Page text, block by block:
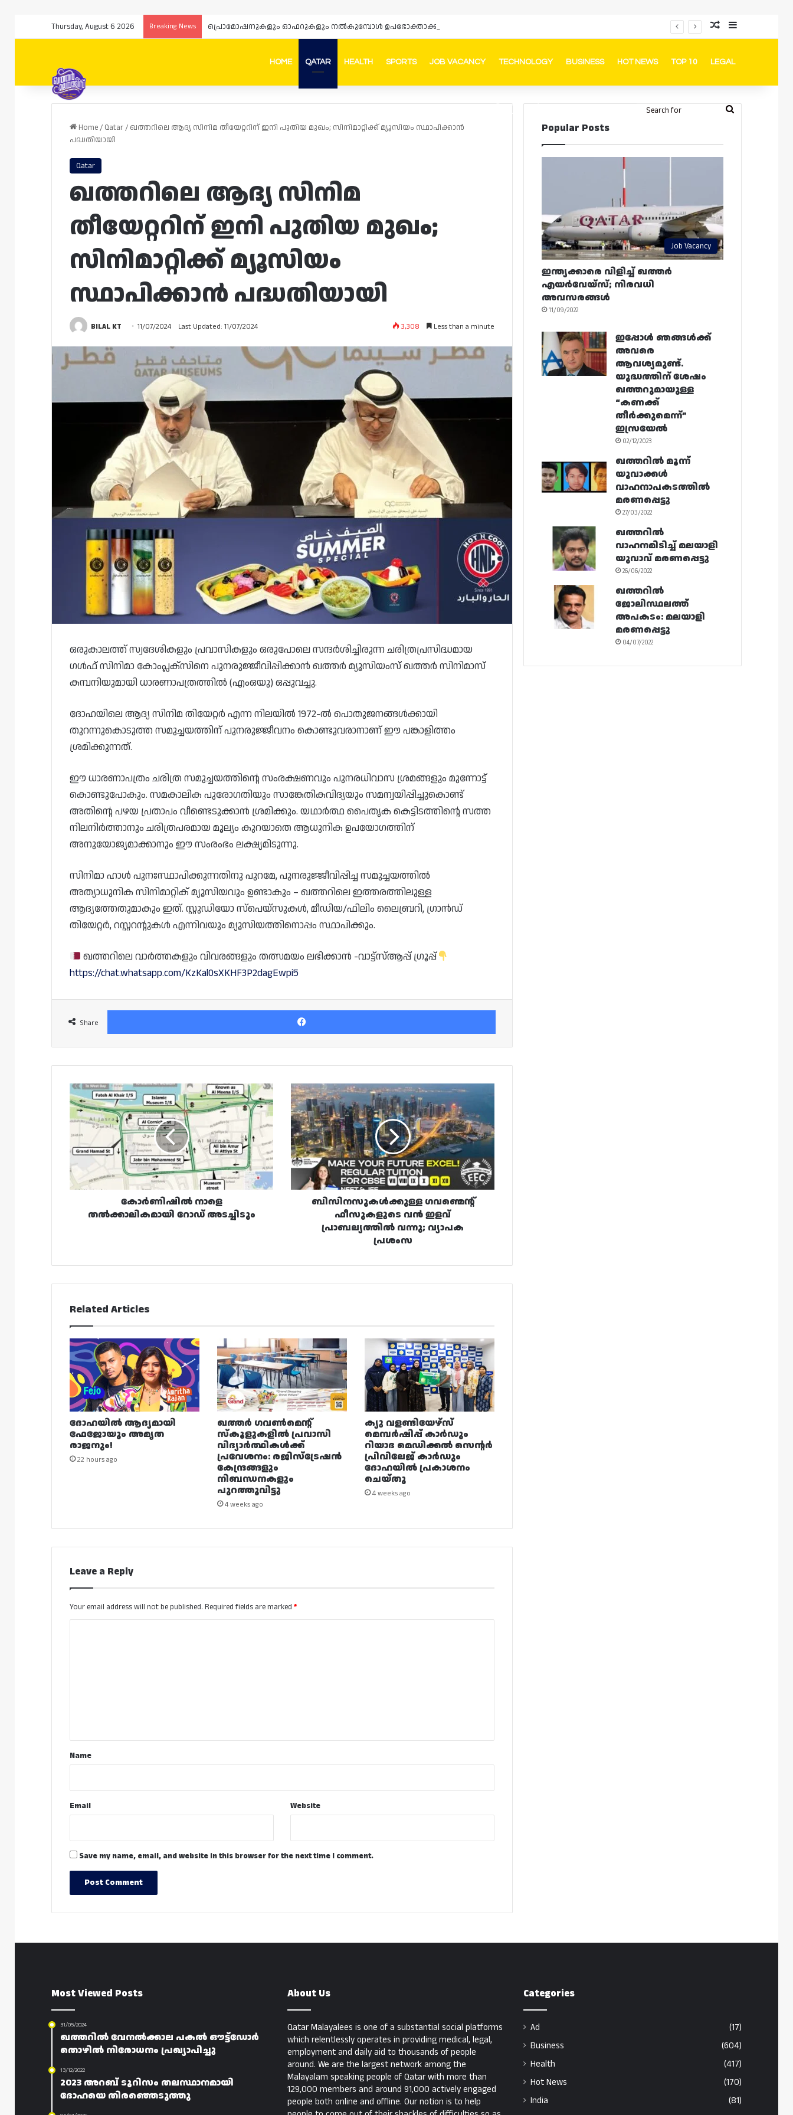
Thursday, August 6 2026 Breaking News Random Article
Sidebar
HOME QATAR HEALTH SPORTS JOB VACANCY TECHNOLOGY BUSINESS HOT NEWS TOP 10 LEGAL
FacebookInstagram
Telegram
Whatsapp Random Article
Switch skin
Search
Home/ Qatar/ ഖത്തറിലെ ആദ്യ സിനിമ തീയേറ്ററിന് ഇനി പുതിയ മുഖം; സിനിമാറ്റിക്ക് മ്യൂസിയം സ്ഥാപിക്കാൻ
പദ്ധതിയായി
Qatar
ഖത്തറിലെ ആദ്യ സിനിമ
തീയേറ്ററിന് ഇനി പുതിയ മുഖം;
സിനിമാറ്റിക്ക് മ്യൂസിയം
സ്ഥാപിക്കാൻ പദ്ധതിയായി
BILAL KT 11/07/2024 Last Updated: 11/07/2024 3,308 Less than a minute
ഒരുകാലത്ത് സ്വദേശികളും പ്രവാസികളും ഒരുപോലെ സന്ദർശിച്ചിരുന്ന ചരിത്രപ്രസിദ്ധമായ
ഗൾഫ് സിനിമാ കോംപ്ലക്‌സിനെ പുനരുജ്ജീവിപ്പിക്കാൻ ഖത്തർ മ്യൂസിയംസ് ഖത്തർ സിനിമാസ്
കമ്പനിയുമായി ധാരണാപത്രത്തിൽ (എംഒയു) ഒപ്പുവച്ചു.
ദോഹയിലെ ആദ്യ സിനിമ തിയേറ്റർ എന്ന നിലയിൽ 1972-ൽ പൊതുജനങ്ങൾക്കായി
തുറന്നുകൊടുത്ത സമുച്ചയത്തിന് പുനരുജ്ജീവനം കൊണ്ടുവരാനാണ് ഈ പങ്കാളിത്തം
ശ്രമിക്കുന്നത്.
ഈ ധാരണാപത്രം ചരിത്ര സമുച്ചയത്തിൻ്റെ സംരക്ഷണവും പുനരധിവാസ ശ്രമങ്ങളും മുന്നോട്ട്
കൊണ്ടുപോകും. സമകാലിക പുരോഗതിയും സാങ്കേതികവിദ്യയും സമന്വയിപ്പിച്ചുകൊണ്ട്
അതിൻ്റെ പഴയ പ്രതാപം വീണ്ടെടുക്കാൻ ശ്രമിക്കും. യഥാർത്ഥ പൈതൃക കെട്ടിടത്തിൻ്റെ സത്ത
നിലനിർത്താനും ചരിത്രപരമായ മൂല്യം കുറയാതെ ആധുനിക ഉപയോഗത്തിന്
അനുയോജ്യമാക്കാനും ഈ സംരംഭം ലക്ഷ്യമിടുന്നു.
സിനിമാ ഹാൾ പുനഃസ്ഥാപിക്കുന്നതിനു പുറമേ, പുനരുജ്ജീവിപ്പിച്ച സമുച്ചയത്തിൽ
അത്യാധുനിക സിനിമാറ്റിക് മ്യൂസിയവും ഉണ്ടാകും – ഖത്തറിലെ ഇത്തരത്തിലുള്ള
ആദ്യത്തേതുമാകും ഇത്. സ്റ്റുഡിയോ സ്‌പെയ്‌സുകൾ, മീഡിയ/ഫിലിം ലൈബ്രറി, ഗ്രാൻഡ്
തിയേറ്റർ, റസ്റ്ററന്റുകൾ എന്നിവയും മ്യൂസിയത്തിനൊപ്പം സ്ഥാപിക്കും.
ഖത്തറിലെ വാർത്തകളും വിവരങ്ങളും തത്സമയം ലഭിക്കാൻ -വാട്ട്സ്ആപ്പ് ഗ്രൂപ്പ്
https://chat.whatsapp.com/KzKal0sXKHF3P2dagEwpi5
Share
Facebook
കോർണിഷിൽ
നാളെ
തൽക്കാലികമായി
റോഡ്
അടച്ചിടും
കോർണിഷിൽ നാളെ
തൽക്കാലികമായി റോഡ് അടച്ചിടും
ബിസിനസുകൾക്കുള്ള
ഗവണ്മെന്റ്
ഫീസുകളുടെ
വൻ
ഇളവ്
പ്രാബല്യത്തിൽ
വന്നു;
വ്യാപക
പ്രശംസ
ബിസിനസുകൾക്കുള്ള ഗവണ്മെന്റ്
ഫീസുകളുടെ വൻ ഇളവ്
പ്രാബല്യത്തിൽ വന്നു; വ്യാപക
പ്രശംസ
Related Articles
ദോഹയിൽ ആദ്യമായി
ഫേജോയും അമൃത
രാജനും!
22 hours ago
ഖത്തർ ഗവൺമെന്റ്
സ്കൂളുകളിൽ പ്രവാസി
വിദ്യാർത്ഥികൾക്ക്
പ്രവേശനം: രജിസ്ട്രേഷൻ
കേന്ദ്രങ്ങളും
നിബന്ധനകളും
പുറത്തുവിട്ടു
4 weeks ago
ക്യു വളണ്ടിയേഴ്‌സ്
മെമ്പർഷിപ്പ് കാർഡും
റിയാദ മെഡിക്കൽ സെന്റർ
പ്രിവിലേജ് കാർഡും
ദോഹയിൽ പ്രകാശനം
ചെയ്തു
4 weeks ago
Leave a Reply
Your email address will not be published. Required fields are marked *
*Name
Email Website
Save my name, email, and website in this browser for the next time I comment.
Popular Posts
Job Vacancy
ഇന്ത്യക്കാരെ വിളിച്ച് ഖത്തർ
എയർവേയ്‌സ്; നിരവധി
അവസരങ്ങൾ
11/09/2022
ഇപ്പോൾ ഞങ്ങൾക്ക്
അവരെ
ആവശ്യമുണ്ട്.
യുദ്ധത്തിന് ശേഷം
ഖത്തറുമായുള്ള
“കണക്ക്
തീർക്കുമെന്ന്”
ഇസ്രയേൽ
02/12/2023
ഖത്തറിൽ മൂന്ന്
യുവാക്കൾ
വാഹനാപകടത്തിൽ
മരണപ്പെട്ടു
27/03/2022
ഖത്തറിൽ
വാഹനമിടിച്ച് മലയാളി
യുവാവ് മരണപ്പെട്ടു
26/06/2022
ഖത്തറിൽ
ജോലിസ്ഥലത്ത്
അപകടം: മലയാളി
മരണപ്പെട്ടു
04/07/2022
Most Viewed Posts
31/05/2024
ഖത്തറിൽ വേനൽക്കാല പകൽ ഔട്ട്ഡോർ
തൊഴിൽ നിരോധനം പ്രഖ്യാപിച്ചു
13/12/2022
2023 അറബ് ടൂറിസം തലസ്ഥാനമായി
ദോഹയെ തിരഞ്ഞെടുത്തു
About Us
Qatar Malayalees is one of a substantial social platforms
which relentlessly operates in providing medical, legal,
employment and daily aid to thousands of people
around. We are the largest network among the
Malayalam speaking people of Qatar with more than
129,000 members and around 91,000 actively engaged
people both online and offline. Our notion is to help
Categories
Ad
(17)
Business
(604)
Health
(417)
Hot News
(170)
India
(81)